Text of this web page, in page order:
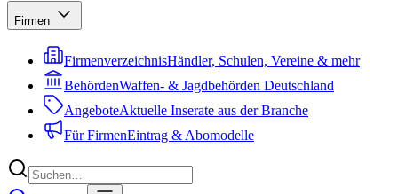
Firmen
FirmenverzeichnisHändler, Schulen, Vereine & mehr
BehördenWaffen- & Jagdbehörden Deutschland
AngeboteAktuelle Inserate aus der Branche
Für FirmenEintrag & Abomodelle